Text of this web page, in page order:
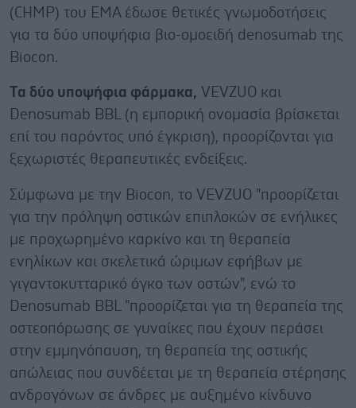
(CHMP) του EMA έδωσε θετικές γνωμοδοτήσεις
για τα δύο υποψήφια βιο-ομοειδή denosumab της
Biocon.
Τα δύο υποψήφια φάρμακα, VEVZUO και
Denosumab BBL (η εμπορική ονομασία βρίσκεται
επί του παρόντος υπό έγκριση), προορίζονται για
ξεχωριστές θεραπευτικές ενδείξεις.
Σύμφωνα με την Biocon, το VEVZUO "προορίζεται
για την πρόληψη οστικών επιπλοκών σε ενήλικες
με προχωρημένο καρκίνο και τη θεραπεία
ενηλίκων και σκελετικά ώριμων εφήβων με
γιγαντοκυτταρικό όγκο των οστών", ενώ το
Denosumab BBL "προορίζεται για τη θεραπεία της
οστεοπόρωσης σε γυναίκες που έχουν περάσει
στην εμμηνόπαυση, τη θεραπεία της οστικής
απώλειας που συνδέεται με τη θεραπεία στέρησης
ανδρογόνων σε άνδρες με αυξημένο κίνδυνο